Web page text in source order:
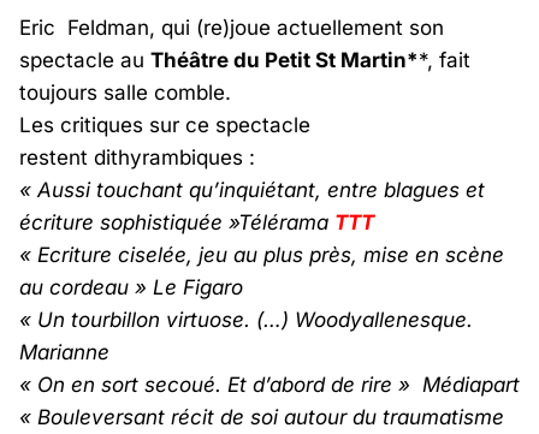
Eric Feldman, qui (re)joue actuellement son
spectacle au Théâtre du Petit St Martin**, fait
toujours salle comble.
Les critiques sur ce spectacle
restent dithyrambiques :
« Aussi touchant qu’inquiétant, entre blagues et
écriture sophistiquée »Télérama TTT
« Ecriture ciselée, jeu au plus près, mise en scène
au cordeau » Le Figaro
« Un tourbillon virtuose. (…) Woodyallenesque.
Marianne
« On en sort secoué. Et d’abord de rire » Médiapart
« Bouleversant récit de soi autour du traumatisme